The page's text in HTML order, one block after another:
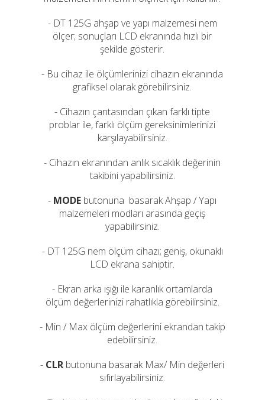
- DT 125G ahşap ve yapı malzemesi nem
ölçer; sonuçları LCD ekranında hızlı bir
şekilde gösterir.
- Bu cihaz ile ölçümlerinizi cihazın ekranında
grafiksel olarak görebilirsiniz.
- Cihazın çantasından çıkan farklı tipte
problar ile, farklı ölçüm gereksinimlerinizi
karşılayabilirsiniz.
- Cihazın ekranından anlık sıcaklık değerinin
takibini yapabilirsiniz.
- MODE butonuna basarak Ahşap / Yapı
malzemeleri modları arasında geçiş
yapabilirsiniz.
- DT 125G nem ölçüm cihazı; geniş, okunaklı
LCD ekrana sahiptir.
- Ekran arka ışığı ile karanlık ortamlarda
ölçüm değerlerinizi rahatlıkla görebilirsiniz.
- Min / Max ölçüm değerlerini ekrandan takip
edebilirsiniz.
- CLR butonuna basarak Max/ Min değerleri
sıfırlayabilirsiniz.